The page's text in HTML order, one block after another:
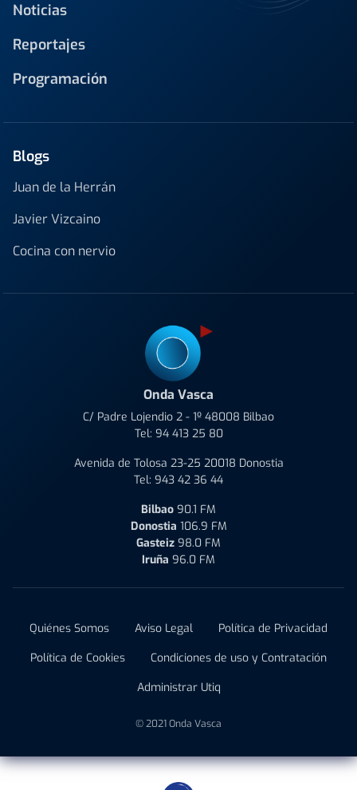
Noticias
Reportajes
Programación
Blogs
Juan de la Herrán
Javier Vizcaino
Cocina con nervio
Onda Vasca
C/ Padre Lojendio 2 - 1º 48008 Bilbao
Tel: 94 413 25 80
Avenida de Tolosa 23-25 20018 Donostia
Tel: 943 42 36 44
Bilbao 90.1 FM
Donostia 106.9 FM
Gasteiz 98.0 FM
Iruña 96.0 FM
Quiénes Somos Aviso Legal
Política de Privacidad
Política de Cookies
Condiciones de uso y Contratación
Administrar Utiq
© 2021 Onda Vasca